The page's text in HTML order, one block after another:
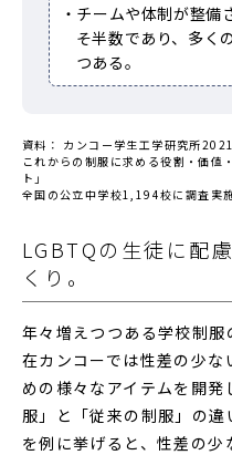
・チームや体制が整備
そ半数であり、多く
つある。
資料： カンコー学生工学研究所
これからの制服に求める役割・価値
ト」
全国の公立中学校1,194校に調査実
LGBTQの生徒に配
くり。
年々増えつつある学校制
在カンコーでは性差の少
めの様々なアイテムを開
服」と「従来の制服」の
を例に挙げると、性差の